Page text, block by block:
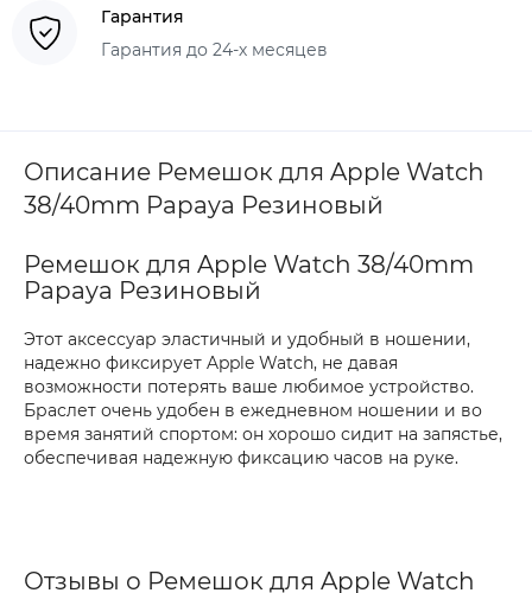
Гарантия
Гарантия до 24-х месяцев
Описание Ремешок для Apple Watch
38/40mm Papaya Резиновый
Ремешок для Apple Watch 38/40mm
Papaya Резиновый
Этот аксессуар эластичный и удобный в ношении,
надежно фиксирует Apple Watch, не давая
возможности потерять ваше любимое устройство.
Браслет очень удобен в ежедневном ношении и во
время занятий спортом: он хорошо сидит на запястье,
обеспечивая надежную фиксацию часов на руке.
Отзывы о Ремешок для Apple Watch